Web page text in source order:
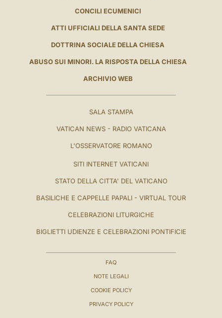
CONCILI ECUMENICI
ATTI UFFICIALI DELLA SANTA SEDE
DOTTRINA SOCIALE DELLA CHIESA
ABUSO SUI MINORI. LA RISPOSTA DELLA CHIESA
ARCHIVIO WEB
SALA STAMPA
VATICAN NEWS - RADIO VATICANA
L'OSSERVATORE ROMANO
SITI INTERNET VATICANI
STATO DELLA CITTA' DEL VATICANO
BASILICHE E CAPPELLE PAPALI - VIRTUAL TOUR
CELEBRAZIONI LITURGICHE
BIGLIETTI UDIENZE E CELEBRAZIONI PONTIFICIE
FAQ
NOTE LEGALI
COOKIE POLICY
PRIVACY POLICY